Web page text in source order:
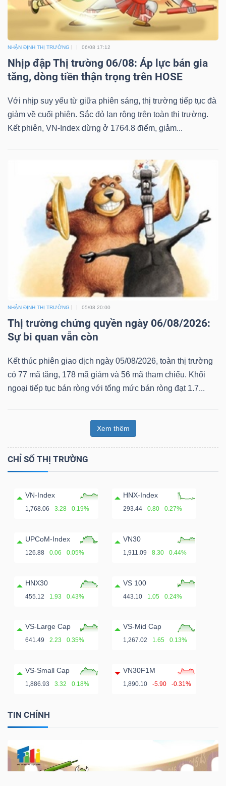
NHẬN ĐỊNH THỊ TRƯỜNG 06/08 17:12
Nhịp đập Thị trường 06/08: Áp lực bán gia
tăng, dòng tiền thận trọng trên HOSE
Với nhịp suy yếu từ giữa phiên sáng, thị trường tiếp tục đà
giảm về cuối phiên. Sắc đỏ lan rộng trên toàn thị trường.
Kết phiên, VN-Index dừng ở 1764.8 điểm, giảm...
NHẬN ĐỊNH THỊ TRƯỜNG 05/08 20:00
Thị trường chứng quyền ngày 06/08/2026:
Sự bi quan vẫn còn
Kết thúc phiên giao dịch ngày 05/08/2026, toàn thị trường
có 77 mã tăng, 178 mã giảm và 56 mã tham chiếu. Khối
ngoại tiếp tục bán ròng với tổng mức bán ròng đạt 1.7...
Xem thêm
CHỈ SỐ THỊ TRƯỜNG
VN-Index
1,768.06 3.28 0.19%
HNX-Index
293.44 0.80 0.27%
UPCoM-Index
126.88 0.06 0.05%
VN30
1,911.09 8.30 0.44%
HNX30
455.12 1.93 0.43%
VS 100
443.10 1.05 0.24%
VS-Large Cap
641.49 2.23 0.35%
VS-Mid Cap
1,267.02 1.65 0.13%
VS-Small Cap
1,886.93 3.32 0.18%
VN30F1M
1,890.10 -5.90 -0.31%
TIN CHÍNH